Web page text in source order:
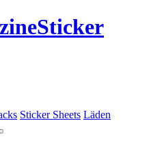
Sticker
Sticker Sheets Läden